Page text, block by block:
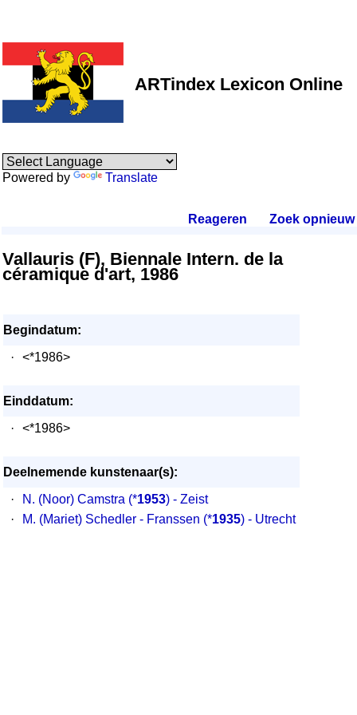
ARTindex Lexicon Online
Powered by Translate
Reageren Zoek opnieuw.
Vallauris (F), Biennale Intern. de la
céramique d'art, 1986
Begindatum:
·
<*1986>
Einddatum:
·
<*1986>
Deelnemende kunstenaar(s):
·
N. (Noor) Camstra (*1953) - Zeist
·
M. (Mariet) Schedler - Franssen (*1935) - Utrecht